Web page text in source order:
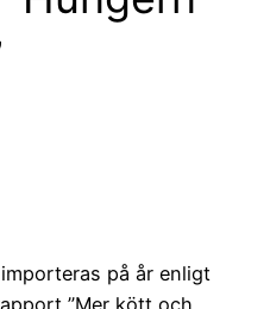
på år enligt